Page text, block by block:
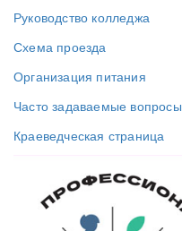
Руководство колледжа
Схема проезда
Организация питания
Часто задаваемые вопросы
Краеведческая страница